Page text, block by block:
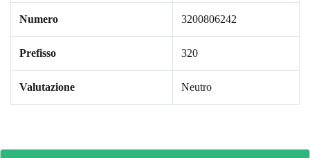
Numero 3200806242
Prefisso 320
Valutazione Neutro